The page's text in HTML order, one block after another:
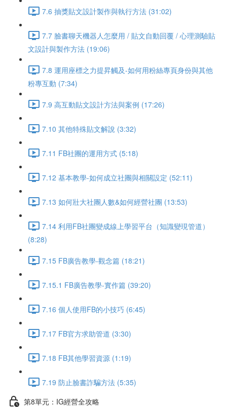
7.6 抽獎貼文設計製作與執行方法 (31:02)
7.7 臉書聊天機器人怎麼用 / 貼文自動回覆 / 心理測驗貼
文設計與製作方法 (19:06)
7.8 運用座標之力提昇觸及-如何用粉絲專頁身份與其他
粉專互動 (7:34)
7.9 高互動貼文設計方法與案例 (17:26)
7.10 其他特殊貼文解說 (3:32)
7.11 FB社團的運用方式 (5:18)
7.12 基本教學-如何成立社團與相關設定 (52:11)
7.13 如何壯大社團人數&如何經營社團 (13:53)
7.14 利用FB社團變成線上學習平台（知識變現管道）
(8:28)
7.15 FB廣告教學-觀念篇 (18:21)
7.15.1 FB廣告教學-實作篇 (39:20)
7.16 個人使用FB的小技巧 (6:45)
7.17 FB官方求助管道 (3:30)
7.18 FB其他學習資源 (1:19)
7.19 防止臉書詐騙方法 (5:35)
第8單元：IG經營全攻略